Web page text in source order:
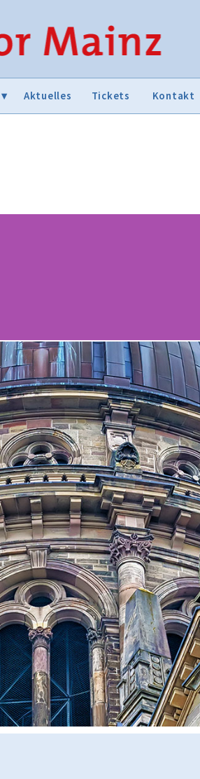
Aktuelles Tickets Kontakt